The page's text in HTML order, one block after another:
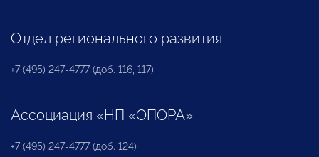
Отдел регионального развития
+7 (495) 247-4777 (доб. 116, 117)
Ассоциация «НП «ОПОРА»
+7 (495) 247-4777 (доб. 124)